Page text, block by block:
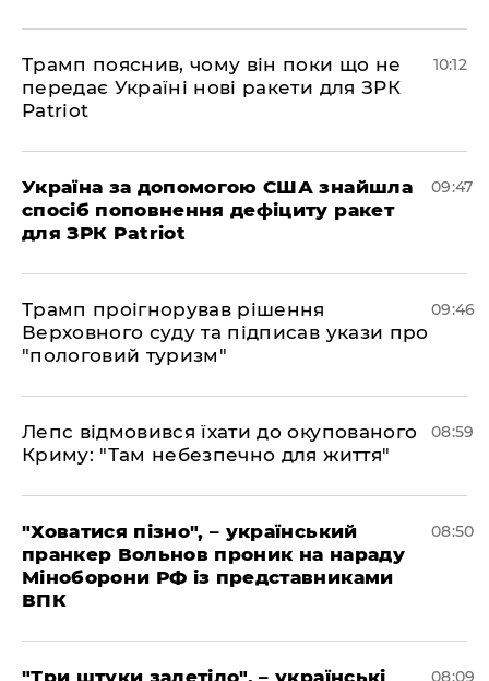
Трамп пояснив, чому він поки що не
передає Україні нові ракети для ЗРК
Patriot
10:12
Україна за допомогою США знайшла
спосіб поповнення дефіциту ракет
для ЗРК Patriot
09:47
Трамп проігнорував рішення
Верховного суду та підписав укази про
"пологовий туризм"
09:46
Лепс відмовився їхати до окупованого
Криму: "Там небезпечно для життя"
08:59
"Ховатися пізно", – український
пранкер Вольнов проник на нараду
Міноборони РФ із представниками
ВПК
08:50
"Три штуки залетіло", – українські
08:09